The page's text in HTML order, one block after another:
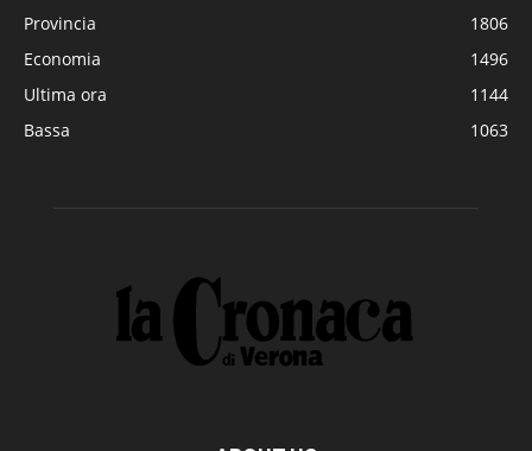
Provincia
1806
Economia
1496
Ultima ora
1144
Bassa
1063